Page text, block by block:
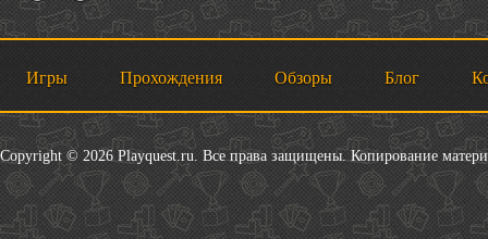
Игры Прохождения Обзоры Блог
Copyright © 2026 Playquest.ru. Все права защищены. Копирование